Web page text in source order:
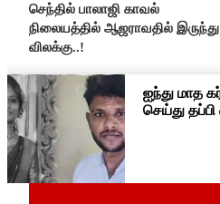
செந்தில் பாலாஜி காவல்
நிலையத்தில் ஆஜராவதில் இருந்து
விலக்கு..!